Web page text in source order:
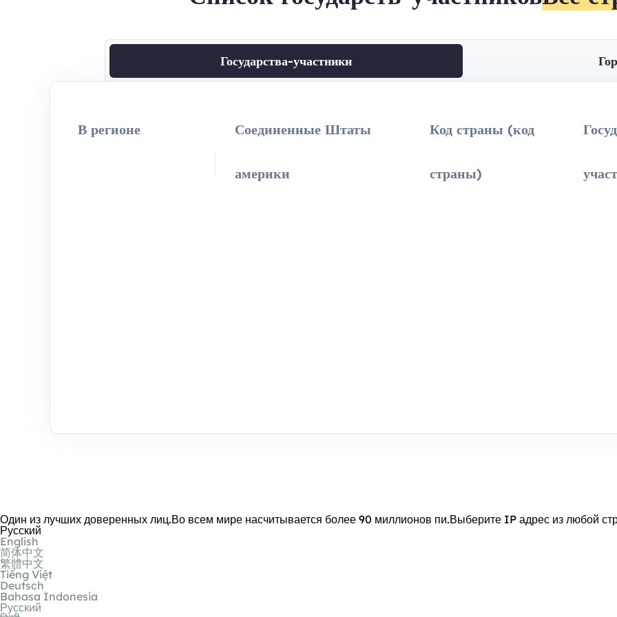
Государства-участники
В регионе Соединенные Штаты
америки
Код страны (код
страны)
Один из лучших доверенных лиц.Во всем мире насчитывается более 90 миллионов пи.Выберите IP адрес из любой
Русский
English
简体中文
繁體中文
Tiếng Việt
Deutsch
Bahasa Indonesia
Русский